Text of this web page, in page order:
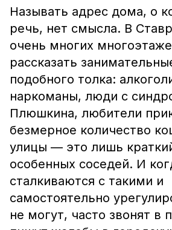
Называть адрес дома, о
речь, нет смысла. В
очень многих
рассказать
подобного толка:
наркоманы, люди с
Плюшкина, любители
безмерное количество
улицы — это лишь
особенных соседей. И
сталкиваются с такими и
самостоятельно
не могут, часто звонят в